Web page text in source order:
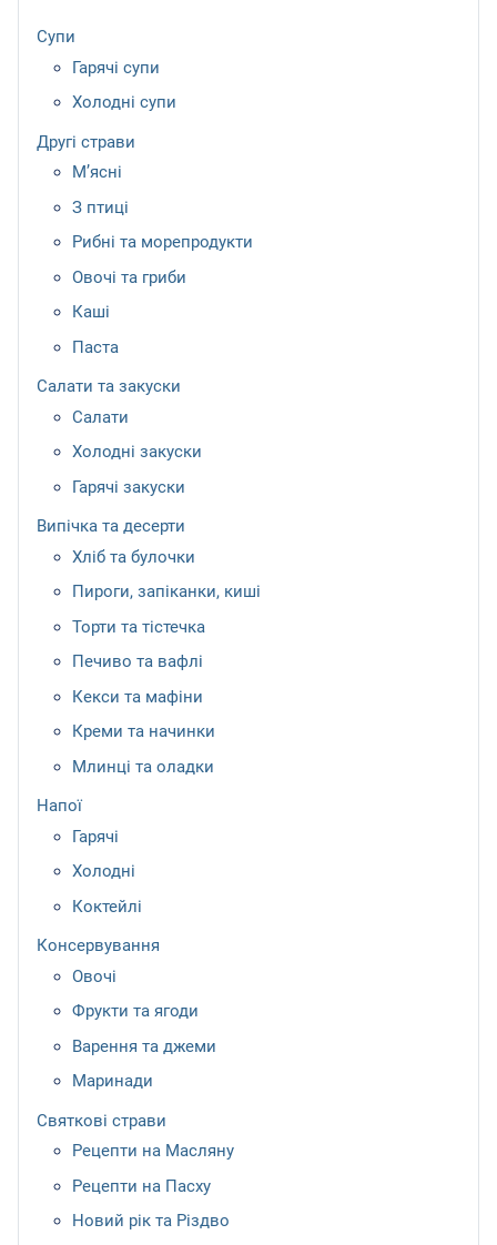
Супи
Гарячі супи
Холодні супи
Другі страви
М’ясні
З птиці
Рибні та морепродукти
Овочі та гриби
Каші
Паста
Салати та закуски
Салати
Холодні закуски
Гарячі закуски
Випічка та десерти
Хліб та булочки
Пироги, запіканки, киші
Торти та тістечка
Печиво та вафлі
Кекси та мафіни
Креми та начинки
Млинці та оладки
Напої
Гарячі
Холодні
Коктейлі
Консервування
Овочі
Фрукти та ягоди
Варення та джеми
Маринади
Святкові страви
Рецепти на Масляну
Рецепти на Пасху
Новий рік та Різдво